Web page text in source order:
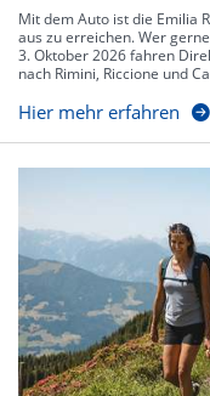
Mit dem Auto ist die Emilia
aus zu erreichen. Wer
3. Oktober 2026 fahren
nach Rimini, Riccione und
Hier mehr erfahren